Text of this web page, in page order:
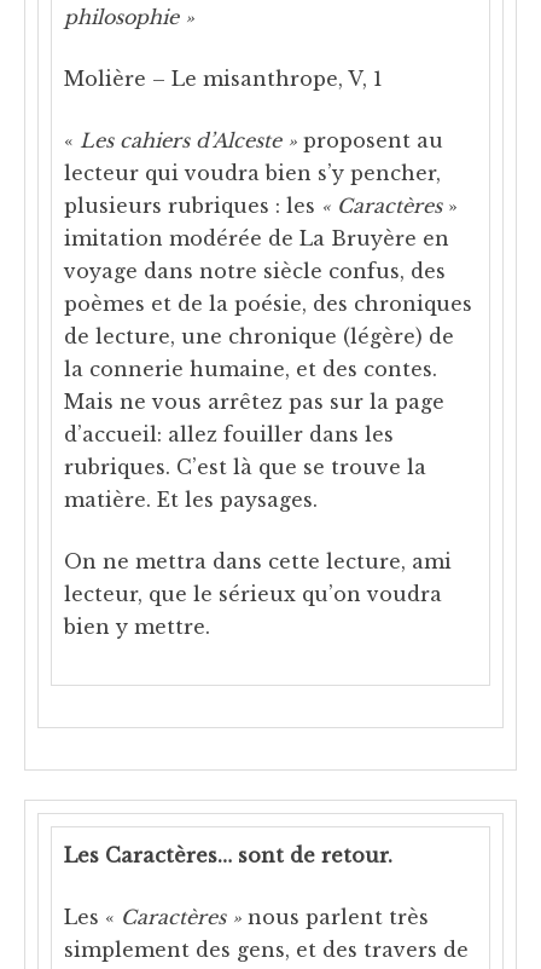
philosophie »
Molière – Le misanthrope, V, 1
« Les cahiers d’Alceste » proposent au
lecteur qui voudra bien s’y pencher,
plusieurs rubriques : les « Caractères»
imitation modérée de La Bruyère en
voyage dans notre siècle confus, des
poèmes et de la poésie, des chroniques
de lecture, une chronique (légère) de
la connerie humaine, et des contes.
Mais ne vous arrêtez pas sur la page
d’accueil: allez fouiller dans les
rubriques. C’est là que se trouve la
matière. Et les paysages.
On ne mettra dans cette lecture, ami
lecteur, que le sérieux qu’on voudra
bien y mettre.
Les Caractères… sont de retour.
Les « Caractères » nous parlent très
simplement des gens, et des travers de